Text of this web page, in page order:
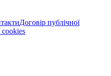
Договір публічної
cookies